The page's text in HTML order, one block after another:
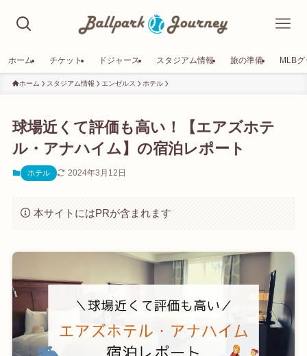
ホーム チケット ドジャース スタジアム情報 旅の準備 MLB
ホーム スタジアム情報 エンゼルス ホテル
球場近くて評価も高い！【エアズホテ
ル・アナハイム】の宿泊レポート
ホテル 2024年3月12日
本サイトにはPRが含まれます